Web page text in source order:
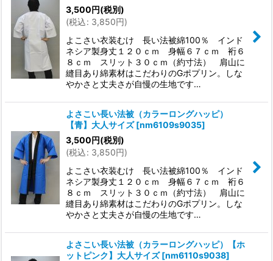
3,500円(税別)
(税込: 3,850円)
よこさい衣装むけ 長い法被綿100％ インド
ネシア製身丈１２０ｃｍ 身幅６７ｃｍ 裄６
８ｃｍ スリット３０ｃｍ（約寸法） 肩山に
縫目あり綿素材はこだわりのGポプリン。しな
やかさと丈夫さが自慢の生地です…
よさこい長い法被（カラーロングハッピ）
【青】大人サイズ [nm6109s9035]
3,500円(税別)
(税込: 3,850円)
よこさい衣装むけ 長い法被綿100％ インド
ネシア製身丈１２０ｃｍ 身幅６７ｃｍ 裄６
８ｃｍ スリット３０ｃｍ（約寸法） 肩山に
縫目あり綿素材はこだわりのGポプリン。しな
やかさと丈夫さが自慢の生地です…
よさこい長い法被（カラーロングハッピ）【ホ
ットピンク】大人サイズ [nm6110s9038]